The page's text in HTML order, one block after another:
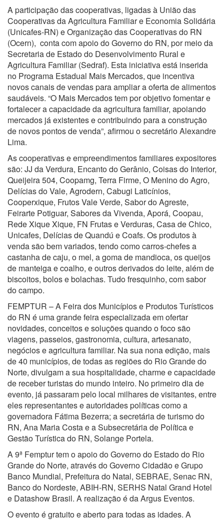
A participação das cooperativas, ligadas à União das
Cooperativas da Agricultura Familiar e Economia Solidária
(Unicafes-RN) e Organização das Cooperativas do RN
(Ocern), conta com apoio do Governo do RN, por meio da
Secretaria de Estado do Desenvolvimento Rural e
Agricultura Familiar (Sedraf). Esta iniciativa está inserida
no Programa Estadual Mais Mercados, que incentiva
novos canais de vendas para ampliar a oferta de alimentos
saudáveis. “O Mais Mercados tem por objetivo fomentar e
fortalecer a capacidade da agricultura familiar, apoiando
mercados já existentes e contribuindo para a construção
de novos pontos de venda”, afirmou o secretário Alexandre
Lima.
As cooperativas e empreendimentos familiares expositores
são: JJ da Verdura, Encanto do Gerânio, Coisas do Interior,
Queijeira 504, Coopamg, Terra Firme, O Menino do Agro,
Delícias do Vale, Agrodern, Cabugi Laticínios,
Cooperxique, Frutos Vale Verde, Sabor do Agreste,
Feirarte Potiguar, Sabores da Vivenda, Aporá, Coopau,
Rede Xique Xique, FN Frutas e Verduras, Casa de Chico,
Unicafes, Delícias de Quandú e Coafs. Os produtos à
venda são bem variados, tendo como carros-chefes a
castanha de caju, o mel, a goma de mandioca, os queijos
de manteiga e coalho, e outros derivados do leite, além de
biscoitos, bolos e bolachas. Tudo fresquinho, com sabor
do campo.
FEMPTUR – A Feira dos Municípios e Produtos Turísticos
do RN é uma grande feira especializada em ofertar
novidades, conceitos e soluções quando o foco são
viagens, passeios, gastronomia, cultura, artesanato,
negócios e agricultura familiar. Na sua nona edição, mais
de 40 municípios, de todas as regiões do Rio Grande do
Norte, divulgam a sua hospitalidade, charme e capacidade
de receber turistas do mundo inteiro. No primeiro dia de
evento, já passaram pelo local milhares de visitantes, entre
eles representantes e autoridades políticas como a
governadora Fátima Bezerra; a secretária de turismo do
RN, Ana Maria Costa e a Subsecretária de Política e
Gestão Turística do RN, Solange Portela.
A 9ª Femptur tem o apoio do Governo do Estado do Rio
Grande do Norte, através do Governo Cidadão e Grupo
Banco Mundial, Prefeitura do Natal, SEBRAE, Senac RN,
Banco do Nordeste, ABIH-RN, SERHS Natal Grand Hotel
e Datashow Brasil. A realização é da Argus Eventos.
O evento é gratuito e aberto para todas as idades. A